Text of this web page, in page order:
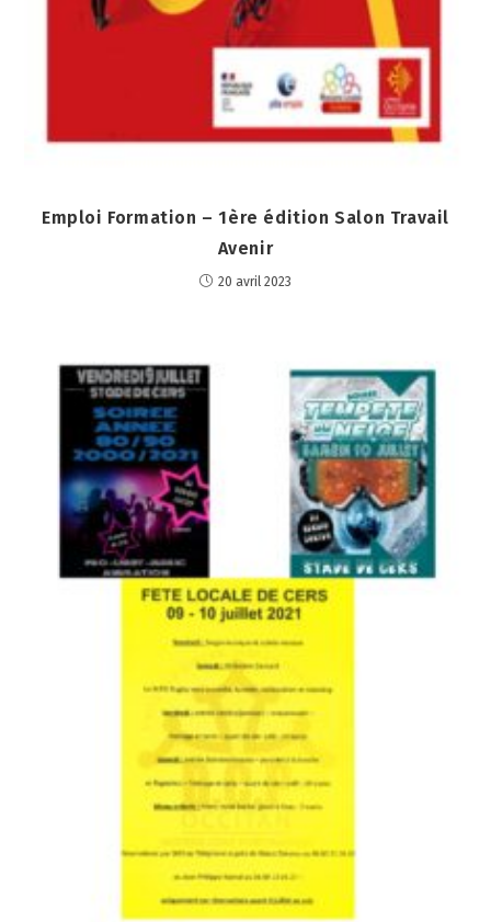
Emploi Formation – 1ère édition Salon Travail
Avenir
20 avril 2023